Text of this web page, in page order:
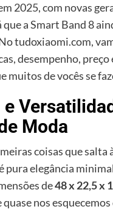
2025, com novas
que a Smart Band 8
tudoxiaomi.com,
desempenho, preço
muitos de vocês se
e
Moda
coisas que salta
pura elegância
de48 x 22,5 x
nos